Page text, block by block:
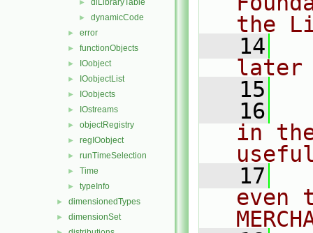
► dlLibraryTable
► dynamicCode
► error
► functionObjects
► IOobject
► IOobjectList
► IOobjects
► IOstreams
► objectRegistry
► regIOobject
► runTimeSelection
► Time
► typeInfo
► dimensionedTypes
► dimensionSet
the
   14
later
   15
   16
in
   17
even